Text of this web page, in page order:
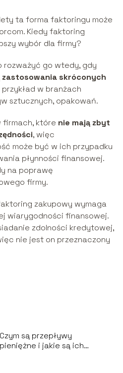
ta forma faktoringu może
Kiedy faktoring
wybór dla firmy?
rozważyć go wtedy, gdy
skróconych
przykład w branżach
sztucznych, opakowań.
firmach, które nie mają zbyt
, więc
może być w ich przypadku
płynności finansowej.
na poprawę
firmy.
zakupowy wymaga
wiarygodności finansowej.
zdolności kredytowej,
nie jest on przeznaczony
Czym są przepływy
pieniężne i jakie są ich